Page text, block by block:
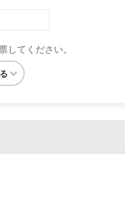
てください。